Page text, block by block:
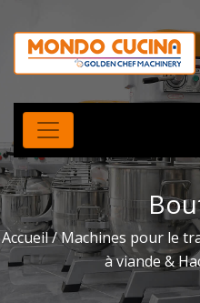
Accueil/Machines pour le
à viande &